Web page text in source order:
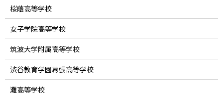
桜蔭高等学校
女子学院高等学校
筑波大学附属高等学校
渋谷教育学園幕張高等学校
灘高等学校